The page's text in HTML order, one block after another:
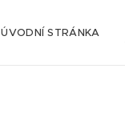
ÚVODNÍ STRÁNKA